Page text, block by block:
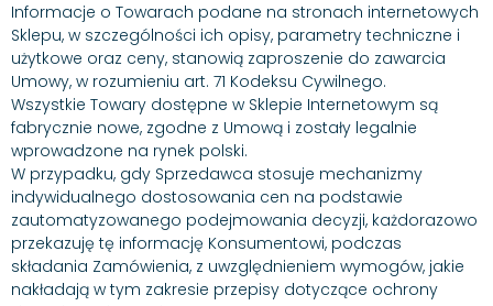
Informacje o Towarach podane na stronach internetowych
Sklepu, w szczególności ich opisy, parametry techniczne i
użytkowe oraz ceny, stanowią zaproszenie do zawarcia
Umowy, w rozumieniu art. 71 Kodeksu Cywilnego.
Wszystkie Towary dostępne w Sklepie Internetowym są
fabrycznie nowe, zgodne z Umową i zostały legalnie
wprowadzone na rynek polski.
W przypadku, gdy Sprzedawca stosuje mechanizmy
indywidualnego dostosowania cen na podstawie
zautomatyzowanego podejmowania decyzji, każdorazowo
przekazuję tę informację Konsumentowi, podczas
składania Zamówienia, z uwzględnieniem wymogów, jakie
nakładają w tym zakresie przepisy dotyczące ochrony